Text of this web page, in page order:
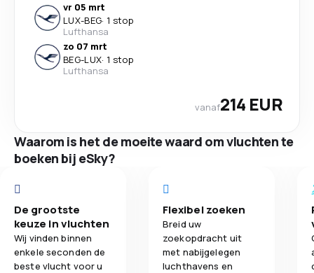
vr 05 mrt
LUX-BEG· 1 stop
Lufthansa
zo 07 mrt
BEG-LUX· 1 stop
Lufthansa
vanaf214 EUR
Waarom is het de moeite waard om vluchten te
boeken bij eSky?
De grootste
keuze in vluchten
Wij vinden binnen
enkele seconden de
beste vlucht voor u
Flexibel zoeken
Breid uw
zoekopdracht uit
met nabijgelegen
luchthavens en